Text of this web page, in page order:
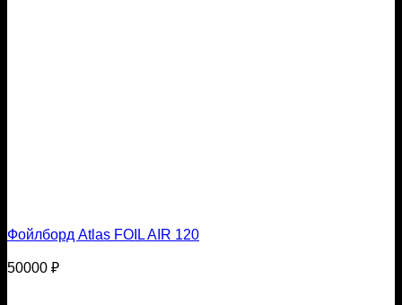
Фойлборд Atlas FOIL AIR 120
50000 ₽